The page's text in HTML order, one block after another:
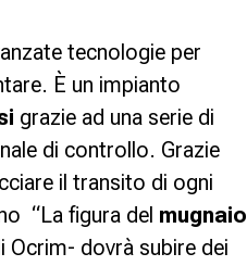
tecnologie per
È un impianto
grazie ad una serie di
di controllo. Grazie
il transito di ogni
“La figura del mugnaio
Ocrim- dovrà subire dei